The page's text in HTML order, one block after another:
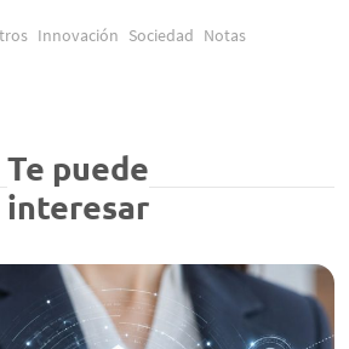
Innovación Sociedad Notas
Te puede
interesar